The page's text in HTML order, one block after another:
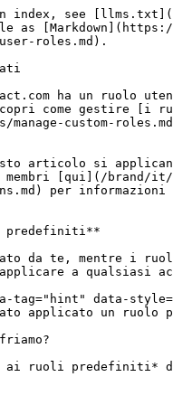
di un ruolo utente una volta che è stato applicato un ruolo predefinito.</p></div>

#### Quali ruoli predefiniti offriamo?

Fai riferimento al *Riferimento ai ruoli predefiniti* di seguito per maggiori dettagli su cosa comporta ciascun ruolo.

<details>

<summary>Riferimento ai ruoli predefiniti</summary>

| Ruolo                                                              | Descrizione                                                                                                                                                                                                                                                                  |
| ------------------------------------------------------------------ | ---------------------------------------------------------------------------------------------------------------------------------------------------------------------------------------------------------------------------------------------------------------------------- |
| **Amministratore dell'account**                                    | Gli amministratori hanno accesso completo a tutti gli aspetti di impact.com e possono gestire le impostazioni dell'account, inclusa l'aggiunta o la rimozione degli utenti dell'account.                                                                                     |
| **Analista**